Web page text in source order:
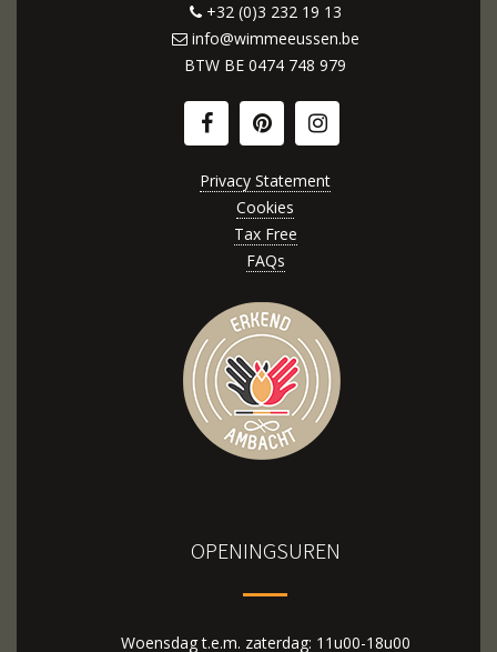
+32 (0)3 232 19 13
info@wimmeeussen.be
BTW BE 0474 748 979
Privacy Statement
Cookies
Tax Free
FAQs
OPENINGSUREN
Woensdag t.e.m. zaterdag: 11u00-18u00